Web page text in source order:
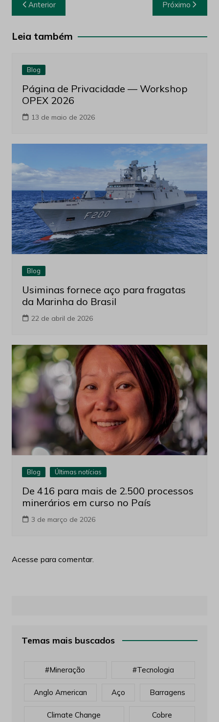
de
Post
Anterior Próximo
Leia também
Blog
Página de Privacidade — Workshop
OPEX 2026
13 de maio de 2026
Blog
Usiminas fornece aço para fragatas
da Marinha do Brasil
22 de abril de 2026
Blog Últimas notícias
De 416 para mais de 2.500 processos
minerários em curso no País
3 de março de 2026
Acesse para comentar.
Temas mais buscados
#mineração #tecnologia
Anglo American Aço Barragens
Climate Change Cobre